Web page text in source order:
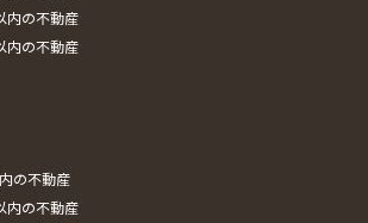
内の不動産
内の不動産
の不動産
内の不動産